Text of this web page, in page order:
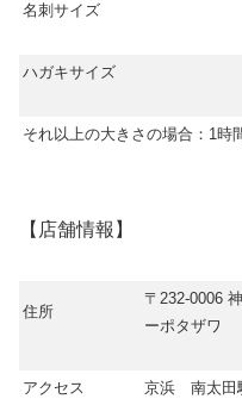
名刺サイズ
ハガキサイズ
それ以上の大きさの場合：1時
【店舗情報】
住所
〒232-0006
ーポタザワ
アクセス 京浜 南太田